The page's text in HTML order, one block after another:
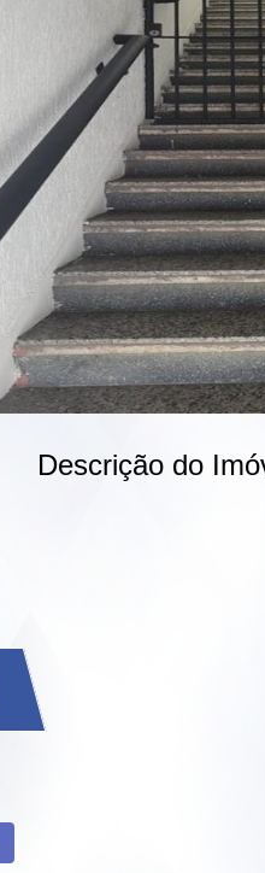
Descrição do